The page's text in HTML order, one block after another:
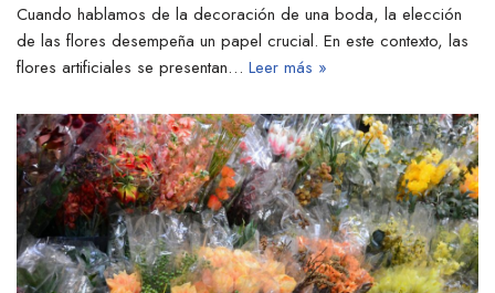
Cuando hablamos de la decoración de una boda, la elección
de las flores desempeña un papel crucial. En este contexto, las
flores artificiales se presentan… Leer más »